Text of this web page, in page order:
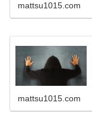
mattsu1015.com
mattsu1015.com